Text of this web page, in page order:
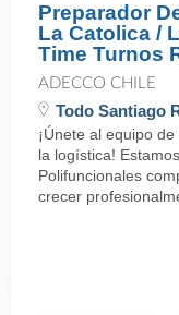
Preparador
La Catolica /
Time Turnos
ADECCO CHILE
Todo Santiago
¡Únete al equipo
la logística!
Polifuncionales
crecer